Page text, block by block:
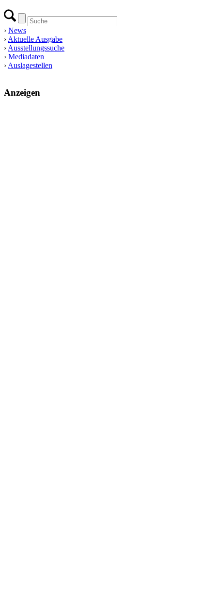
› News
› Aktuelle Ausgabe
› Ausstellungssuche
› Mediadaten
› Auslagestellen
Anzeigen